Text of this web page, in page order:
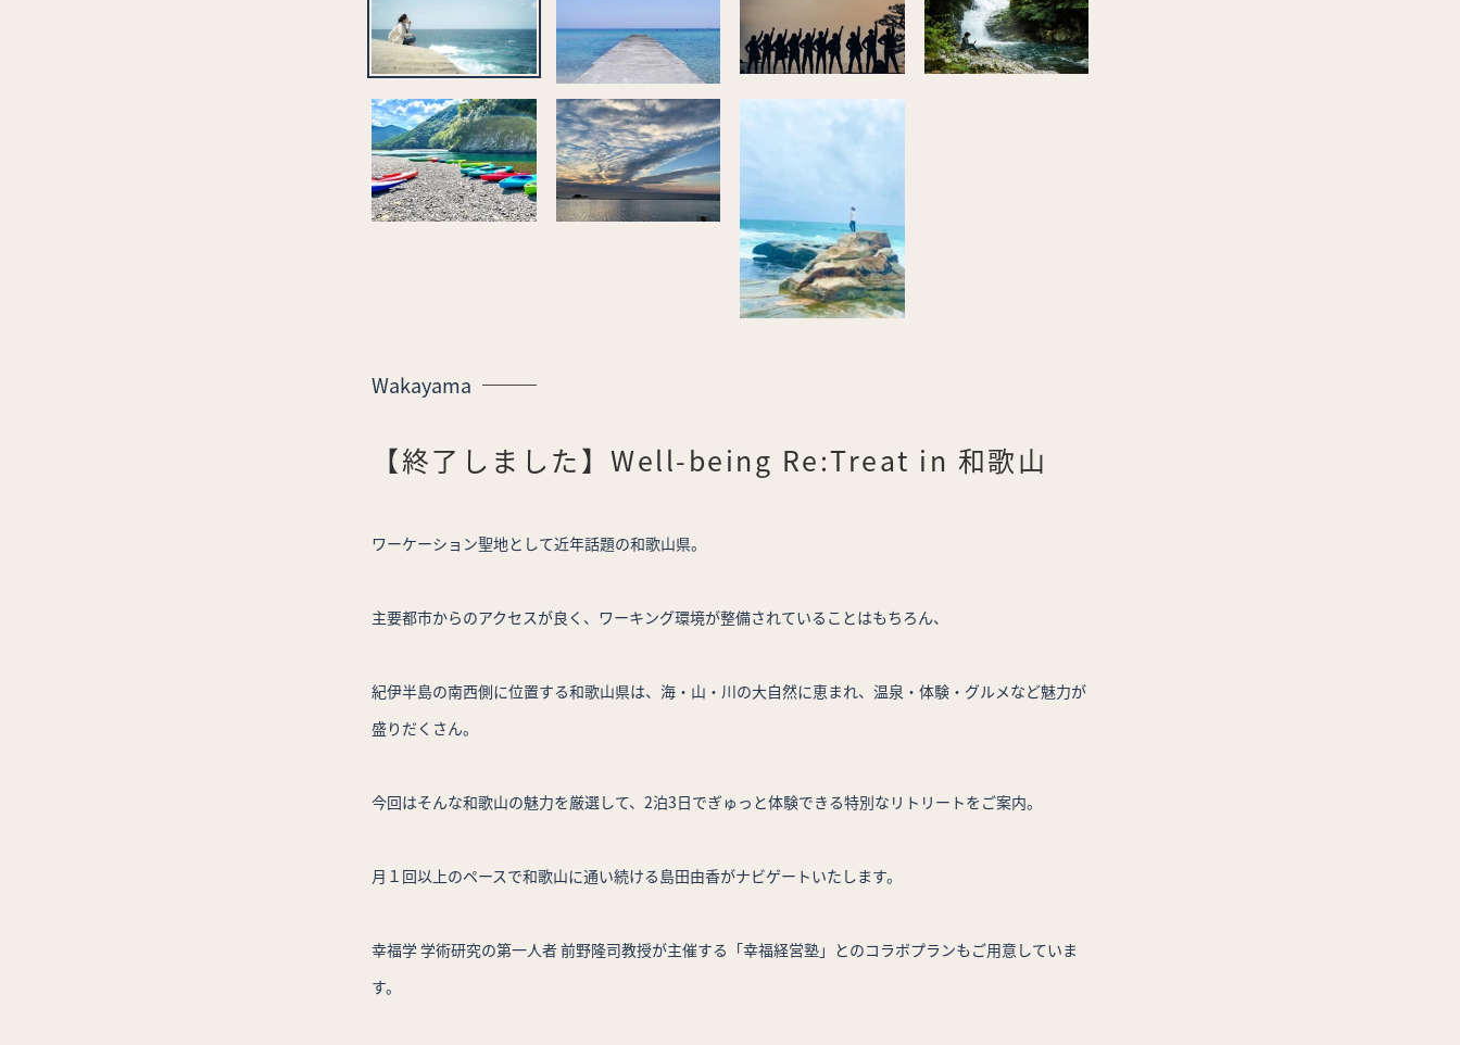
Wakayama
【終了しました】Well-being Re:Treat in 和歌山
ワーケーション聖地として近年話題の和歌山県。
主要都市からのアクセスが良く、ワーキング環境が整備されていることはもちろん、
紀伊半島の南西側に位置する和歌山県は、海・山・川の大自然に恵まれ、温泉・体験・グルメなど魅力が
盛りだくさん。
今回はそんな和歌山の魅力を厳選して、2泊3日でぎゅっと体験できる特別なリトリートをご案内。
月１回以上のペースで和歌山に通い続ける島田由香がナビゲートいたします。
幸福学 学術研究の第一人者 前野隆司教授が主催する「幸福経営塾」とのコラボプランもご用意していま
す。